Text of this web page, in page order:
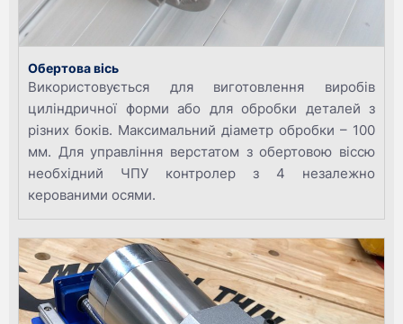
Обертова вісь
Використовується для виготовлення виробів
циліндричної форми або для обробки деталей з
різних боків. Максимальний діаметр обробки – 100
мм. Для управління верстатом з обертовою віссю
необхідний ЧПУ контролер з 4 незалежно
керованими осями.